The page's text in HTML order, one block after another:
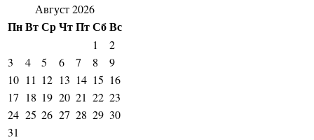
Август 2026
ПнВтСрЧтПтСбВс
1
2
3
4 5 6 7 8
9
10 11 12 13 14 15 16
17 18 19 20 21 22 23
24 25 26 27 28 29 30
31